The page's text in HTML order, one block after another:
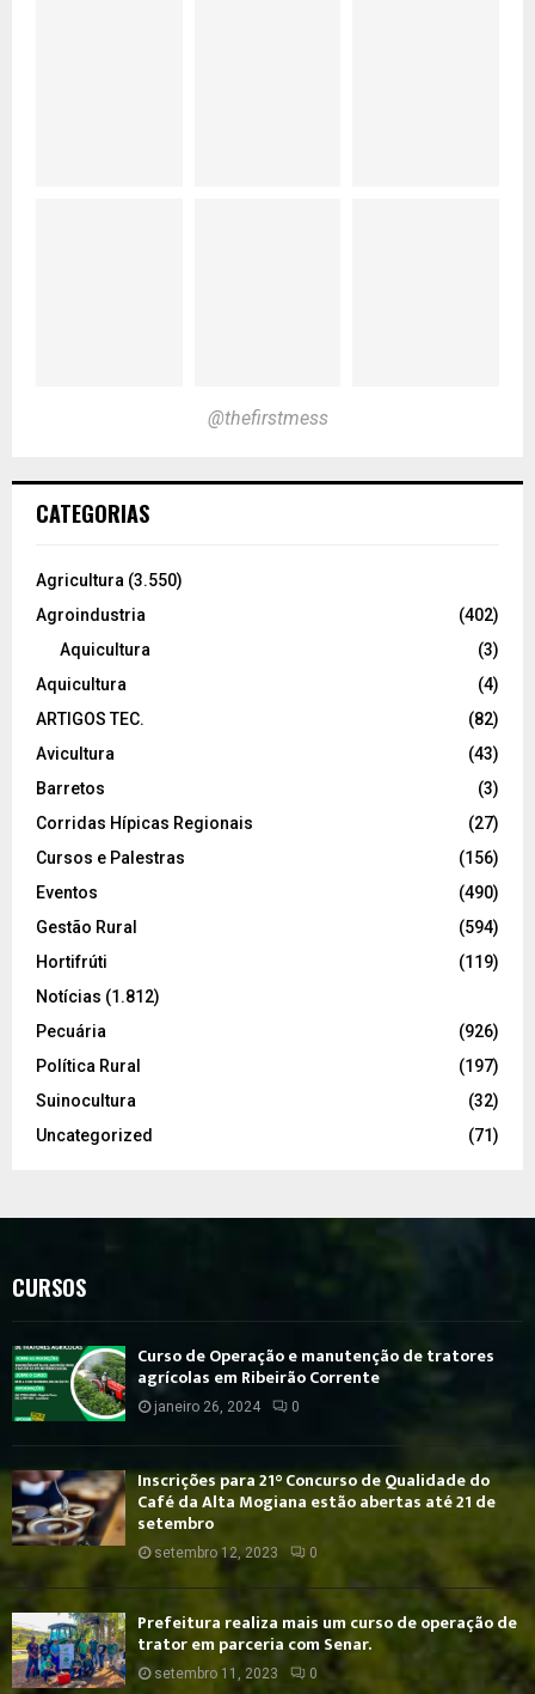
@thefirstmess
CATEGORIAS
Agricultura (3.550)
Agroindustria
(402)
Aquicultura
(3)
Aquicultura
(4)
ARTIGOS TEC.
(82)
Avicultura
(43)
Barretos
(3)
Corridas Hípicas Regionais
(27)
Cursos e Palestras
(156)
Eventos
(490)
Gestão Rural
(594)
Hortifrúti
(119)
Notícias (1.812)
Pecuária
(926)
Política Rural
(197)
Suinocultura
(32)
Uncategorized
(71)
CURSOS
Curso de Operação e manutenção de tratores
agrícolas em Ribeirão Corrente
janeiro 26, 2024 0
Inscrições para 21° Concurso de Qualidade do
Café da Alta Mogiana estão abertas até 21 de
setembro
setembro 12, 2023 0
Prefeitura realiza mais um curso de operação de
trator em parceria com Senar.
setembro 11, 2023 0